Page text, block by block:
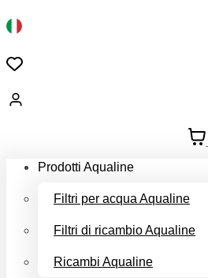
Prodotti Aqualine
Filtri per acqua Aqualine
Filtri di ricambio Aqualine
Ricambi Aqualine